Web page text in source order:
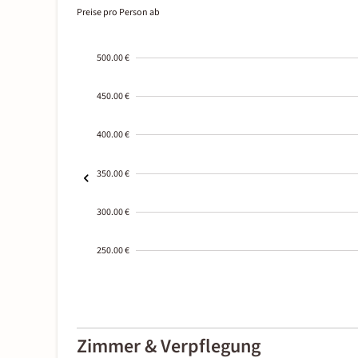
Preise pro Person ab
500.00 €
450.00 €
400.00 €
350.00 €
300.00 €
250.00 €
01-02
Zimmer & Verpflegung